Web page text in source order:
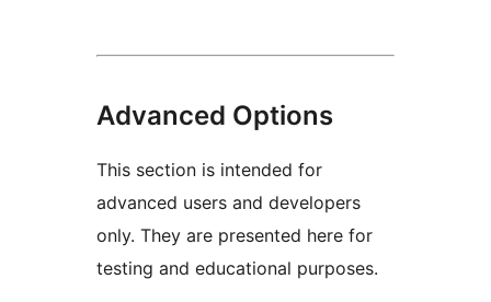
Advanced Options
This section is intended for
advanced users and developers
only. They are presented here for
testing and educational purposes.